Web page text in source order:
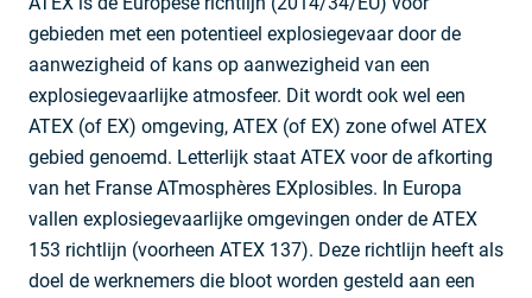
gebieden met een potentieel explosiegevaar door de
aanwezigheid of kans op aanwezigheid van een
explosiegevaarlijke atmosfeer. Dit wordt ook wel een
ATEX (of EX) omgeving, ATEX (of EX) zone ofwel ATEX
gebied genoemd. Letterlijk staat ATEX voor de afkorting
van het Franse ATmosphères EXplosibles. In Europa
vallen explosiegevaarlijke omgevingen onder de ATEX
153 richtlijn (voorheen ATEX 137). Deze richtlijn heeft als
doel de werknemers die bloot worden gesteld aan een